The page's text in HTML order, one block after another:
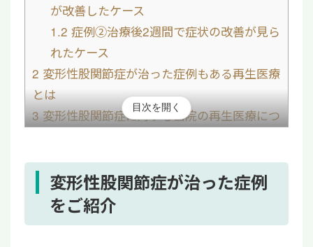
が改善したケース
1.2 症例②治療後2週間で症状の改善が見ら
れたケース
2 変形性股関節症が治った症例もある再生医療
とは
3変形性股関節症に対する当院の再生医療につ
3.2費用
3.3 治療の流れ
目次を開く
変形性股関節症が治った症例
をご紹介